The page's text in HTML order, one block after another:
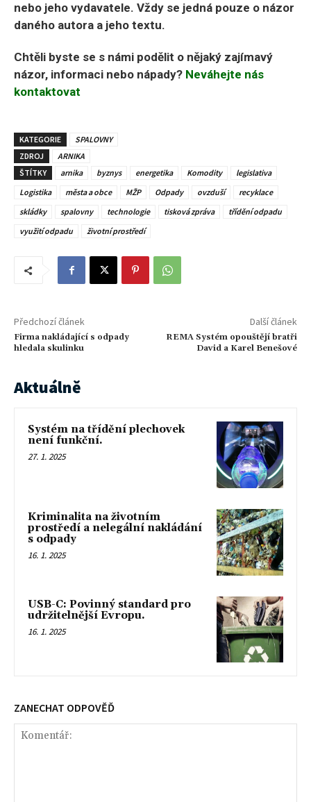
nebo jeho vydavatele. Vždy se jedná pouze o názor
daného autora a jeho textu.
Chtěli byste se s námi podělit o nějaký zajímavý
názor, informaci nebo nápady? Neváhejte nás
kontaktovat
KATEGORIE
SPALOVNY
ZDROJ
ARNIKA
ŠTÍTKY
arnika byznys energetika Komodity
legislativa
Logistika
města a obce MŽP Odpady ovzduší
recyklace
skládky
spalovny technologie tisková zpráva
třídění odpadu
využití odpadu
životní prostředí
Předchozí článek
Firma nakládající s odpady
hledala skulinku
Další článek
REMA Systém opouštějí bratři
David a Karel Benešové
Aktuálně
Systém na třídění plechovek
není funkční.
27. 1. 2025
Kriminalita na životním
prostředí a nelegální nakládání
s odpady
16. 1. 2025
USB-C: Povinný standard pro
udržitelnější Evropu.
16. 1. 2025
ZANECHAT ODPOVĚĎ